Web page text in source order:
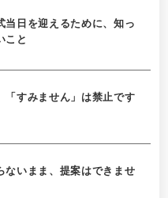
当日を迎えるために、知っ
こと
「すみません」は禁止です
ないまま、提案はできませ